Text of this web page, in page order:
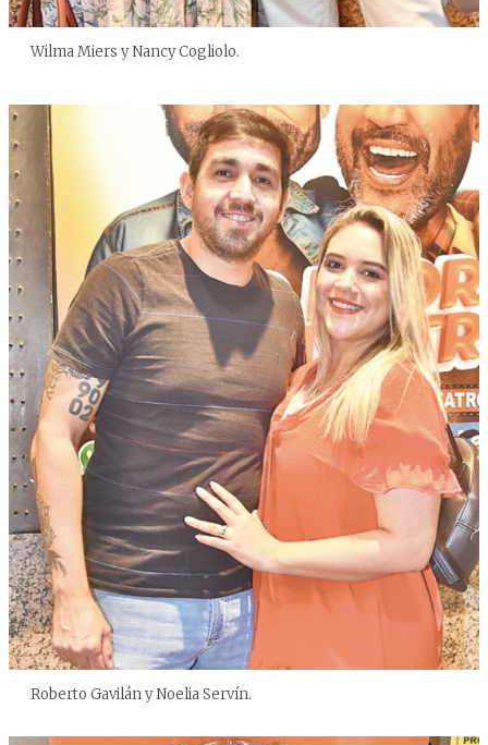
Wilma Miers y Nancy Cogliolo.
Roberto Gavilán y Noelia Servín.